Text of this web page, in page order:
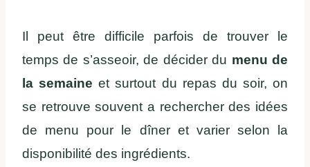
Il peut être difficile parfois de trouver le
temps de s’asseoir, de décider du menu de
la semaine et surtout du repas du soir, on
se retrouve souvent a rechercher des idées
de menu pour le dîner et varier selon la
disponibilité des ingrédients.